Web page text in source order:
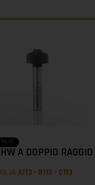
A DOPPIO RAGGIO
A113 - B113 - C113